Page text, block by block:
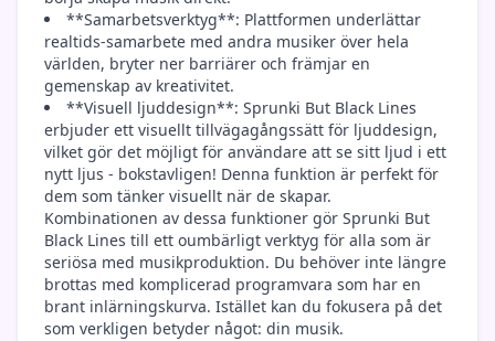
**Samarbetsverktyg**: Plattformen underlättar
realtids-samarbete med andra musiker över hela
världen, bryter ner barriärer och främjar en
gemenskap av kreativitet.
**Visuell ljuddesign**: Sprunki But Black Lines
erbjuder ett visuellt tillvägagångssätt för ljuddesign,
vilket gör det möjligt för användare att se sitt ljud i ett
nytt ljus - bokstavligen! Denna funktion är perfekt för
dem som tänker visuellt när de skapar.
Kombinationen av dessa funktioner gör Sprunki But
Black Lines till ett oumbärligt verktyg för alla som är
seriösa med musikproduktion. Du behöver inte längre
brottas med komplicerad programvara som har en
brant inlärningskurva. Istället kan du fokusera på det
som verkligen betyder något: din musik.